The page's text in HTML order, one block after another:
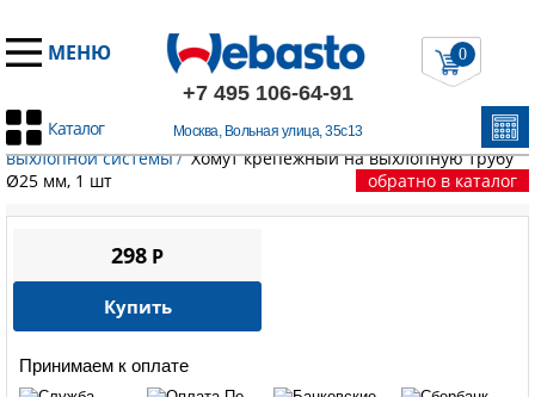
МЕНЮ
+7 495 106-64-91
Москва, Вольная улица, 35с13
Каталог
0
Главная / Запчасти Вебасто/Выхлопная система
выхлопной системы/ Хомут крепежный на выхлопную трубу
Ø25 мм, 1 шт
обратно в каталог
Принимаем к оплате
298 P
Купить